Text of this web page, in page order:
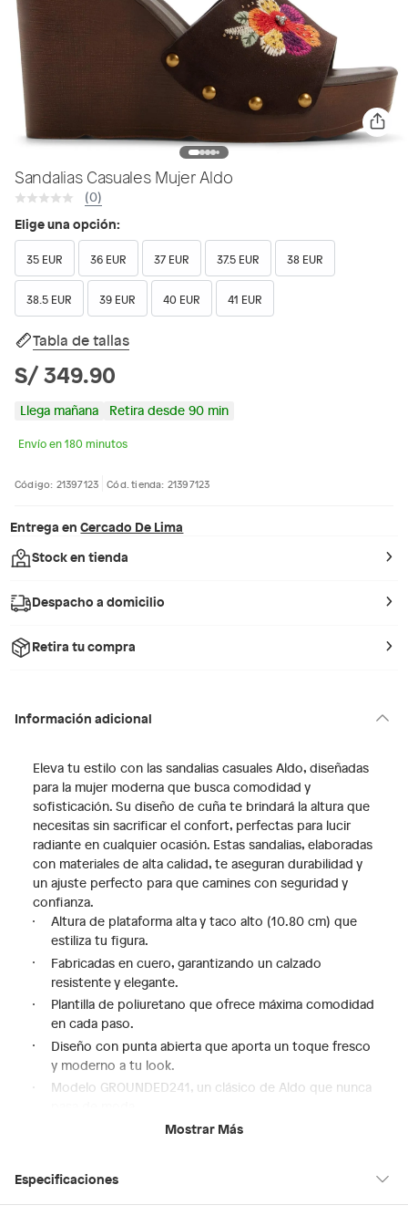
Sandalias Casuales Mujer Aldo
(0)
Elige una opción:
35 EUR 36 EUR 37 EUR 37.5 EUR 38 EUR
38.5 EUR 39 EUR 40 EUR 41 EUR
Tabla de tallas
S/ 349.90
Llega mañana Retira desde 90 min
Envío en 180 minutos
Código: 21397123 Cód. tienda: 21397123
Entrega en Cercado De Lima
Stock en tienda
Despacho a domicilio
Retira tu compra
Información adicional
Eleva tu estilo con las sandalias casuales Aldo, diseñadas
para la mujer moderna que busca comodidad y
sofisticación. Su diseño de cuña te brindará la altura que
necesitas sin sacrificar el confort, perfectas para lucir
radiante en cualquier ocasión. Estas sandalias, elaboradas
con materiales de alta calidad, te aseguran durabilidad y
un ajuste perfecto para que camines con seguridad y
confianza.
Altura de plataforma alta y taco alto (10.80 cm) que
estiliza tu figura.
Fabricadas en cuero, garantizando un calzado
resistente y elegante.
Plantilla de poliuretano que ofrece máxima comodidad
en cada paso.
Diseño con punta abierta que aporta un toque fresco
y moderno a tu look.
Modelo GROUNDED241, un clásico de Aldo que nunca
Experimenta la combinación perfecta de moda y confort
te permite combinarlas fácilmente con tus outfits
favoritos. ¡Destaca con cada paso y siéntete segura y a la
Mostrar Más
Especificaciones